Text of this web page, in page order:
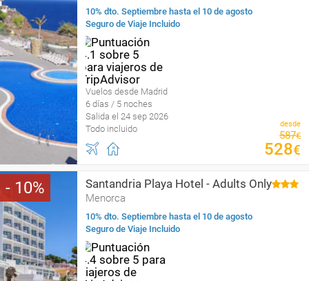
10% dto. Septiembre hasta el 10 de agosto
Seguro de Viaje Incluido
Vuelos desde Madrid
6 días / 5 noches
Salida el 24 sep 2026
Todo incluido
desde
587€
528€
10 Santandria Playa Hotel - Adults Only
Menorca
10% dto. Septiembre hasta el 10 de agosto
Seguro de Viaje Incluido